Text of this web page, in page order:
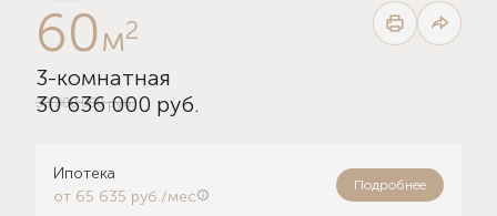
60м2
3-комнатная
33 300 000 руб.
30 636 000 руб.
Ипотека
от 65 635 руб./мес
Подробнее